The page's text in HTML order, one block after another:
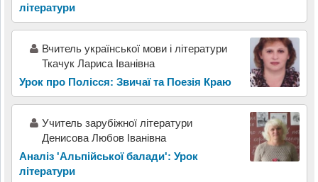
літератури
Вчитель української мови і літератури
Ткачук Лариса Іванівна
Урок про Полісся: Звичаї та Поезія Краю
Учитель зарубіжної літератури
Денисова Любов Іванівна
Аналіз 'Альпійської балади': Урок
літератури